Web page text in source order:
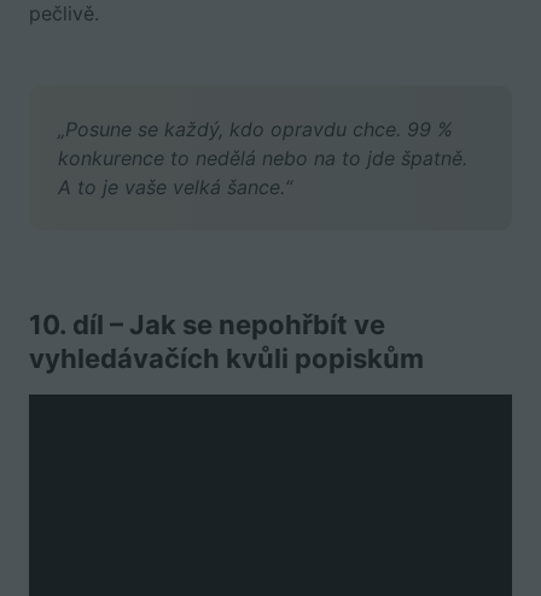
pečlivě.
„Posune se každý, kdo opravdu chce. 99 %
konkurence to nedělá nebo na to jde špatně.
A to je vaše velká šance.“
10. díl – Jak se nepohřbít ve
vyhledávačích kvůli popiskům